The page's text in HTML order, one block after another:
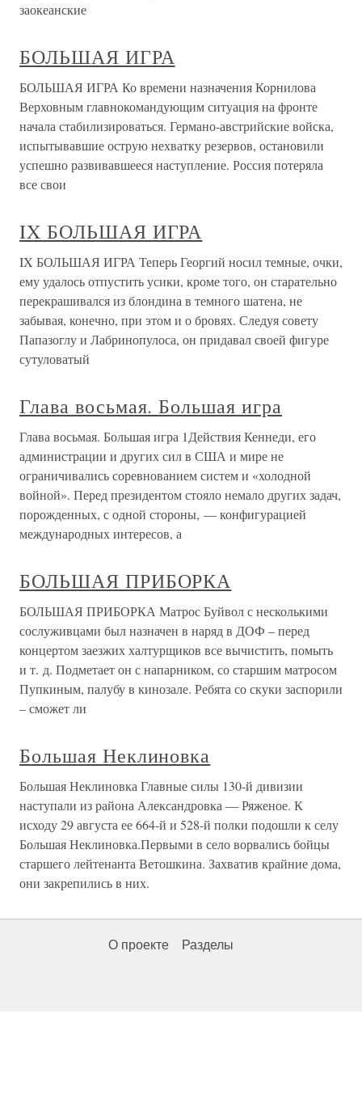
заокеанские
БОЛЬШАЯ ИГРА
БОЛЬШАЯ ИГРА Ко времени назначения Корнилова
Верховным главнокомандующим ситуация на фронте
начала стабилизироваться. Германо-австрийские войска,
испытывавшие острую нехватку резервов, остановили
успешно развивавшееся наступление. Россия потеряла
все свои
IX БОЛЬШАЯ ИГРА
IX БОЛЬШАЯ ИГРА Теперь Георгий носил темные, очки,
ему удалось отпустить усики, кроме того, он старательно
перекрашивался из блондина в темного шатена, не
забывая, конечно, при этом и о бровях. Следуя совету
Папазоглу и Лабринопулоса, он придавал своей фигуре
сутуловатый
Глава восьмая. Большая игра
Глава восьмая. Большая игра 1Действия Кеннеди, его
администрации и других сил в США и мире не
ограничивались соревнованием систем и «холодной
войной». Перед президентом стояло немало других задач,
порожденных, с одной стороны, — конфигурацией
международных интересов, а
БОЛЬШАЯ ПРИБОРКА
БОЛЬШАЯ ПРИБОРКА Матрос Буйвол с несколькими
сослуживцами был назначен в наряд в ДОФ – перед
концертом заезжих халтурщиков все вычистить, помыть
и т. д. Подметает он с напарником, со старшим матросом
Пупкиным, палубу в кинозале. Ребята со скуки заспорили
– сможет ли
Большая Неклиновка
Большая Неклиновка Главные силы 130-й дивизии
наступали из района Александровка — Ряженое. К
исходу 29 августа ее 664-й и 528-й полки подошли к селу
Большая Неклиновка.Первыми в село ворвались бойцы
старшего лейтенанта Ветошкина. Захватив крайние дома,
они закрепились в них.
О проекте Разделы